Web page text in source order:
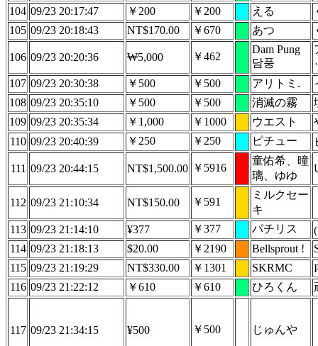
104 09/23 20:17:47 ￥200 ￥200 える
105 09/23 20:18:43 NT$170.00 ￥670 あつ
106 09/23 20:20:36 ₩5,000 ￥462
Dam Pung
담풍
107 09/23 20:30:38 ￥500 ￥500 アリトミ.
108 09/23 20:35:10 ￥500 ￥500 消滅の霧
109 09/23 20:35:34 ￥1,000 ￥1000 ウエスト
110 09/23 20:40:39 ￥250 ￥250 ピチュー
111 09/23 20:44:15 NT$1,500.00 ￥5916
童佑希、曈
璃、ゆゆ
112 09/23 21:10:34 NT$150.00 ￥591
ミルクセー
キ
113 09/23 21:14:10 ¥377 ￥377 パチリス
114 09/23 21:18:13 $20.00 ￥2190 Bellsprout !
115 09/23 21:19:29 NT$330.00 ￥1301 SKRMC
116 09/23 21:22:12 ￥610 ￥610 ひろくん
117 09/23 21:34:15 ¥500 ￥500 じゅんや